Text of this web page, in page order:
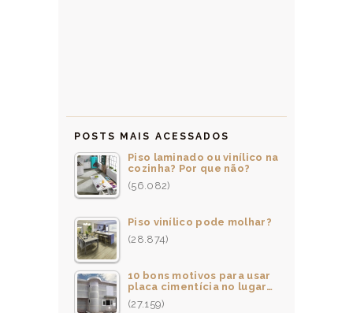
POSTS MAIS ACESSADOS
Piso laminado ou vinílico na
cozinha? Por que não?
(56.082)
Piso vinílico pode molhar?
(28.874)
10 bons motivos para usar
placa cimentícia no lugar…
(27.159)